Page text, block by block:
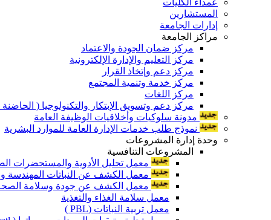
المستشارين
إدارات الجامعة
مراكز الجامعة
مركز ضمان الجودة والاعتماد
مركز التعليم والإدارة الإلكترونية
مركز دعم وإتخاذ القرار
مركز خدمة وتنمية المجتمع
مركز اللغات
مركز دعم وتسويق الإبتكار والتكنولوجيا ( الحاضنة
مدونة سلوكيات وأخلاقيات الوظيفة العامة
نموذج طلب خدمات الإدارة العامة للموارد البشرية
وحدة إدارة المشروعات
المشروعات التنافسية
معمل تحليل الأدوية والمستحضرات
معمل الكشف عن النباتات المهندسة
معمل الكشف عن جودة وسلامة الصحة
معمل سلامة الغذاء والتغذية
معمل تربية النباتات (PBL )